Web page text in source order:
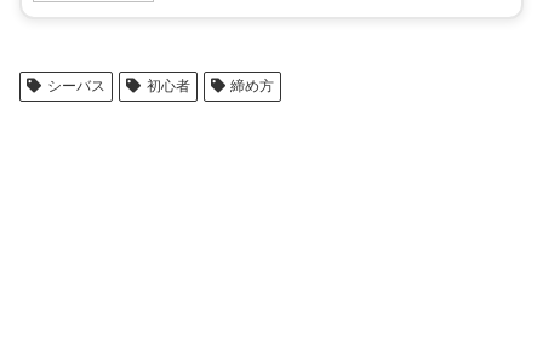
シーバス 初心者 締め方